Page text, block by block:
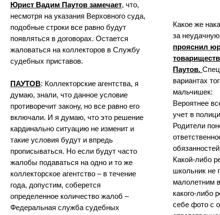
Юрист Вадим Паутов замечает, что,
несмотря на указания Верховного суда,
подобные строки все равно будут
появляться в договорах. Остается
жаловаться на коллекторов в Службу
судебных приставов.
ПАУТОВ: Коллекторские агентства, я
думаю, знали, что данное условие
противоречит закону, но все равно его
включали. И я думаю, что это решение
кардинально ситуацию не изменит и
такие условия будут и впредь
прописываться. Но если будут часто
жалобы подаваться на одно и то же
коллекторское агентство – в течение
года, допустим, соберется
определенное количество жалоб –
Федеральная служба судебных
Какое же
за
прояснил
Паутов.
вариантах
мальчишек:
Вероятнее
учет в
Родители
Какой-либо
школьник не
малолетним
какого-либо
себе фото с